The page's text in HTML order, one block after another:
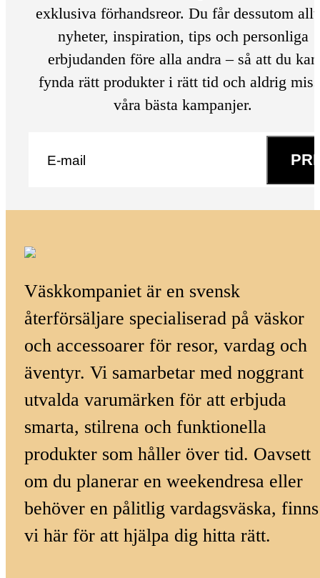
exklusiva förhandsreor. Du får dessutom
nyheter, inspiration, tips och personliga
erbjudanden före alla andra – så att du kan
fynda rätt produkter i rätt tid och aldrig
våra bästa kampanjer.
Väskkompaniet är en svensk
återförsäljare specialiserad på väskor
och accessoarer för resor, vardag och
äventyr. Vi samarbetar med noggrant
utvalda varumärken för att erbjuda
smarta, stilrena och funktionella
produkter som håller över tid. Oavsett
om du planerar en weekendresa eller
behöver en pålitlig vardagsväska, finns
vi här för att hjälpa dig hitta rätt.